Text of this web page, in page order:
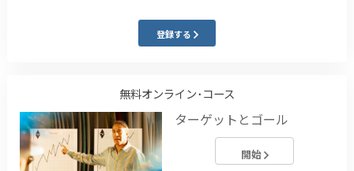
登録する
無料オンライン･コース
ターゲットとゴール
開始